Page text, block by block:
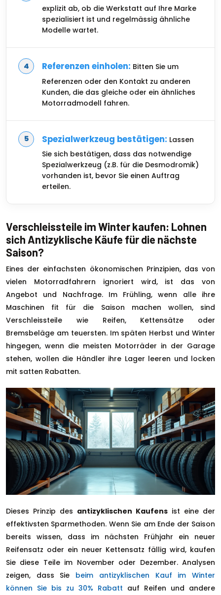
explizit ab, ob die Werkstatt auf Ihre Marke
spezialisiert ist und regelmässig ähnliche
Modelle wartet.
Referenzen einholen: Bitten Sie um
Referenzen oder den Kontakt zu anderen
Kunden, die das gleiche oder ein ähnliches
Motorradmodell fahren.
Spezialwerkzeug bestätigen: Lassen
Sie sich bestätigen, dass das notwendige
Spezialwerkzeug (z.B. für die Desmodromik)
vorhanden ist, bevor Sie einen Auftrag
erteilen.
Verschleissteile im Winter kaufen: Lohnen
sich Antizyklische Käufe für die nächste
Saison?
Eines der einfachsten ökonomischen Prinzipien, das von
vielen Motorradfahrern ignoriert wird, ist das von
Angebot und Nachfrage. Im Frühling, wenn alle ihre
Maschinen fit für die Saison machen wollen, sind
Verschleissteile wie Reifen, Kettensätze oder
Bremsbeläge am teuersten. Im späten Herbst und Winter
hingegen, wenn die meisten Motorräder in der Garage
stehen, wollen die Händler ihre Lager leeren und locken
mit satten Rabatten.
Dieses Prinzip des antizyklischen Kaufens ist eine der
effektivsten Sparmethoden. Wenn Sie am Ende der Saison
bereits wissen, dass im nächsten Frühjahr ein neuer
Reifensatz oder ein neuer Kettensatz fällig wird, kaufen
Sie diese Teile im November oder Dezember. Analysen
zeigen, dass Sie beim antizyklischen Kauf im Winter
können Sie bis zu 30% Rabatt auf Reifen und andere